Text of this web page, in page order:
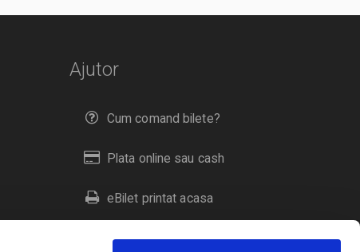
Ajutor
Cum comand bilete?
Plata online sau cash
eBilet printat acasa
Livrare prin curier